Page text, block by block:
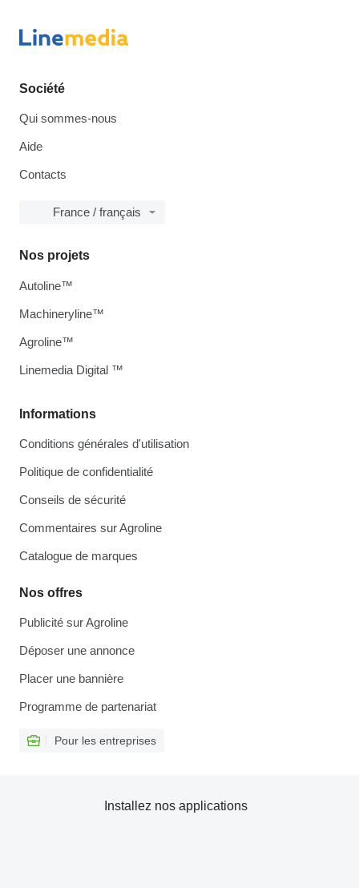
Société
Qui sommes-nous
Aide
Contacts
France / français
Informations
Conditions générales d'utilisation
Politique de confidentialité
Conseils de sécurité
Commentaires sur Agroline
Catalogue de marques
Nos offres
Publicité sur Agroline
Déposer une annonce
Placer une bannière
Programme de partenariat
Pour les entreprises
Nos projets
Autoline™
Machineryline™
Agroline™
Linemedia Digital ™
Installez nos applications